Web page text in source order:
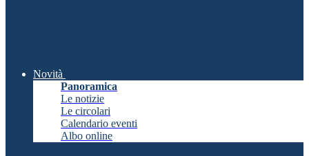
Novità
Panoramica
Le notizie
Le circolari
Calendario eventi
Albo online